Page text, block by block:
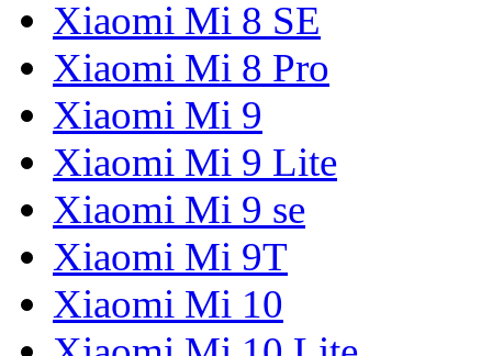
Xiaomi Mi 8 SE
Xiaomi Mi 8 Pro
Xiaomi Mi 9
Xiaomi Mi 9 Lite
Xiaomi Mi 9 se
Xiaomi Mi 9T
Xiaomi Mi 10